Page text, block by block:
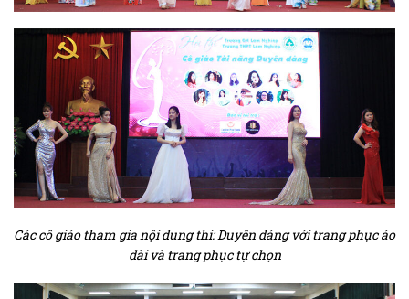
Các cô giáo tham gia nội dung thi: Duyên dáng với trang phục áo
dài và trang phục tự chọn